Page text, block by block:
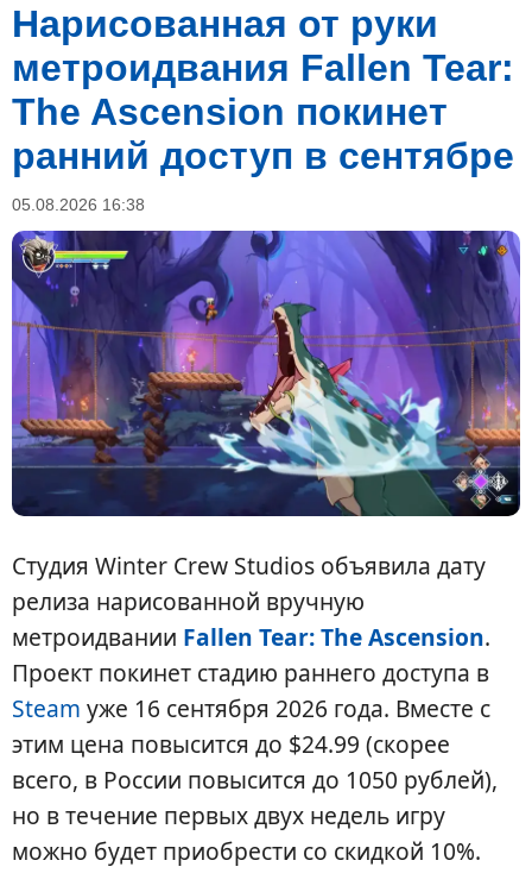
Нарисованная от руки
метроидвания Fallen Tear:
The Ascension покинет
ранний доступ в сентябре
05.08.2026 16:38
Студия Winter Crew Studios объявила дату
релиза нарисованной вручную
метроидвании Fallen Tear: The Ascension.
Проект покинет стадию раннего доступа в
Steam уже 16 сентября 2026 года. Вместе с
этим цена повысится до $24.99 (скорее
всего, в России повысится до 1050 рублей),
но в течение первых двух недель игру
можно будет приобрести со скидкой 10%.